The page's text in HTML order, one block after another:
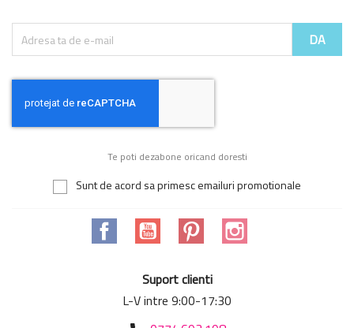
Te poti dezabone oricand doresti
Sunt de acord sa primesc emailuri promotionale
Facebook YouTube Pinterest
Suport clienti
L-V intre 9:00-17:30